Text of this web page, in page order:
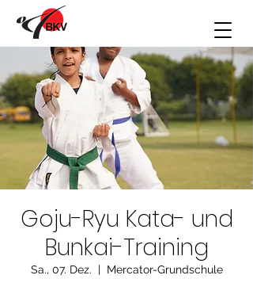
Goju-Ryu Kata- und
Bunkai-Training
Sa., 07. Dez.
  |
Mercator-Grundschule